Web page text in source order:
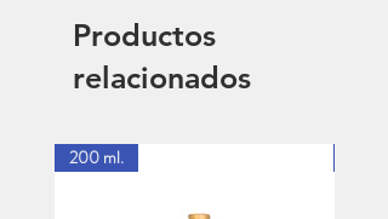
Productos
relacionados
200 ml.